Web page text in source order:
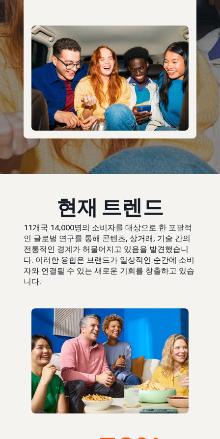
현재 트렌드
11개국 14,000명의 소비자를 대상으로 한 포괄적
인 글로벌 연구를 통해 콘텐츠, 상거래, 기술 간의
전통적인 경계가 허물어지고 있음을 발견했습니
다. 이러한 융합은 브랜드가 일상적인 순간에 소비
자와 연결될 수 있는 새로운 기회를 창출하고 있습
니다.